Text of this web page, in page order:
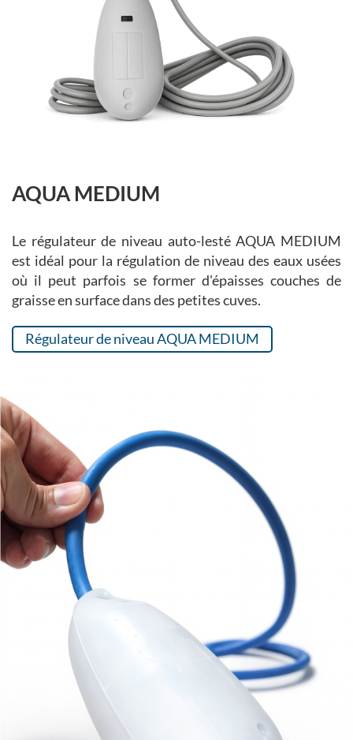
AQUA MEDIUM
Le régulateur de niveau auto-lesté AQUA MEDIUM
est idéal pour la régulation de niveau des eaux usées
où il peut parfois se former d'épaisses couches de
graisse en surface dans des petites cuves.
Régulateur de niveau AQUA MEDIUM